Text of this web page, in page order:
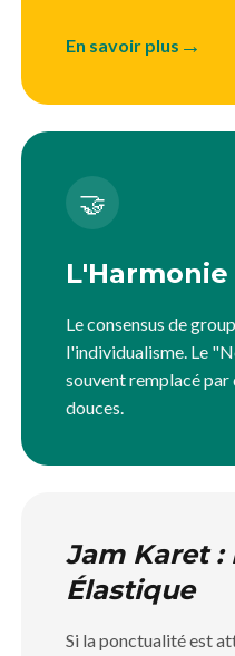
En savoir plus →
🤝
Le consensus de
l'individualisme. Le
souvent remplacé par
douces.
Jam Karet :
Élastique
Si la ponctualité est